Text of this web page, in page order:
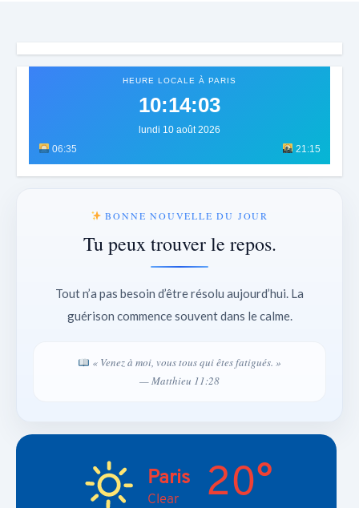
HEURE LOCALE À PARIS
10:14:07
lundi 10 août 2026
06:35
21:15
BONNE NOUVELLE DU JOUR
Tu peux trouver le repos.
Tout n’a pas besoin d’être résolu aujourd’hui. La
guérison commence souvent dans le calme.
« Venez à moi, vous tous qui êtes fatigués. »
— Matthieu 11:28
Paris
Clear 20°